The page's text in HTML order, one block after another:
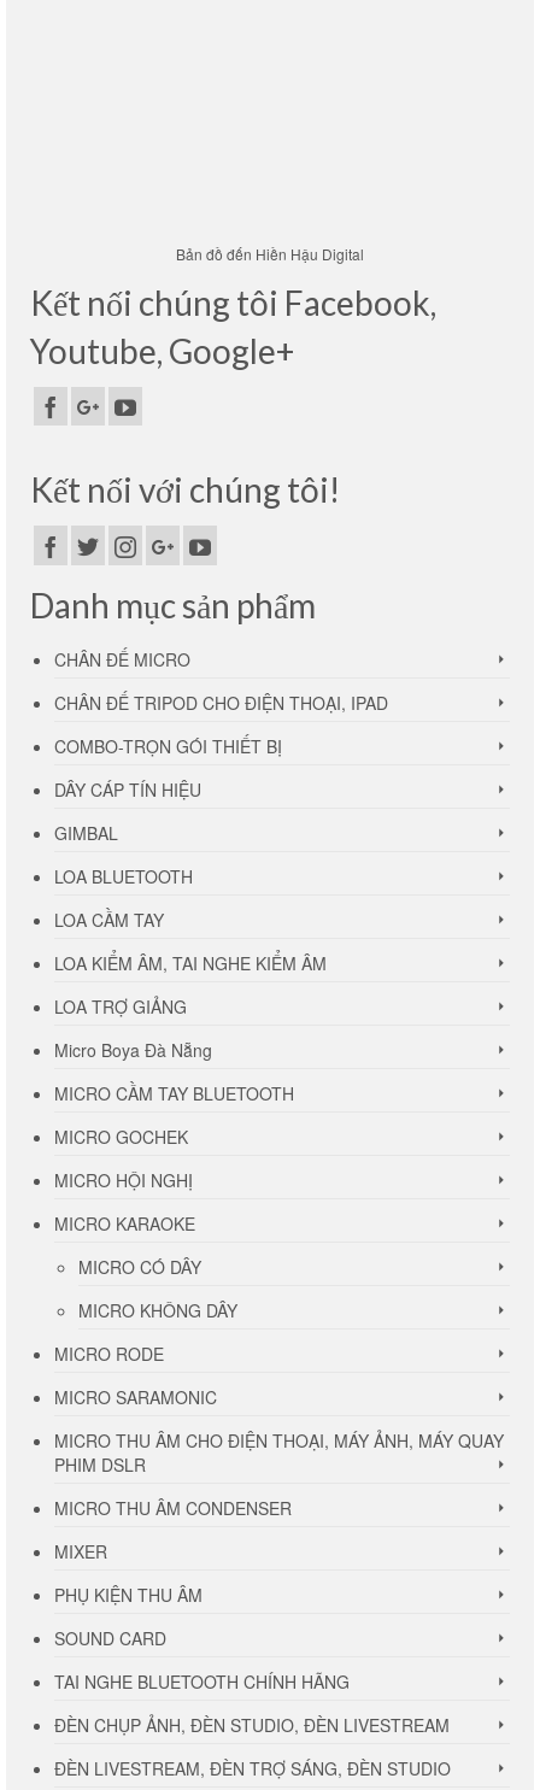
Bản đồ đến Hiền Hậu Digital
Kết nối chúng tôi Facebook,
Youtube, Google+
Kết nối với chúng tôi!
Danh mục sản phẩm
CHÂN ĐẾ MICRO
CHÂN ĐẾ TRIPOD CHO ĐIỆN THOẠI, IPAD
COMBO-TRỌN GÓI THIẾT BỊ
DÂY CÁP TÍN HIỆU
GIMBAL
LOA BLUETOOTH
LOA CẦM TAY
LOA KIỂM ÂM, TAI NGHE KIỂM ÂM
LOA TRỢ GIẢNG
Micro Boya Đà Nẵng
MICRO CẦM TAY BLUETOOTH
MICRO GOCHEK
MICRO HỘI NGHỊ
MICRO KARAOKE
MICRO CÓ DÂY
MICRO KHÔNG DÂY
MICRO RODE
MICRO SARAMONIC
MICRO THU ÂM CHO ĐIỆN THOẠI, MÁY ẢNH, MÁY QUAY
PHIM DSLR
MICRO THU ÂM CONDENSER
MIXER
PHỤ KIỆN THU ÂM
SOUND CARD
TAI NGHE BLUETOOTH CHÍNH HÃNG
ĐÈN CHỤP ẢNH, ĐÈN STUDIO, ĐÈN LIVESTREAM
ĐÈN LIVESTREAM, ĐÈN TRỢ SÁNG, ĐÈN STUDIO